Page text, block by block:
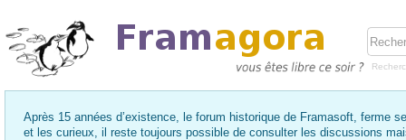
Après 15 années d’existence, le forum historique de Framasoft, ferme
et les curieux, il reste toujours possible de consulter les discussions